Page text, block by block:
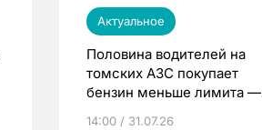
Актуальное
Половина водителей на
томских АЗС покупает
бензин меньше лимита —
14:00 / 31.07.26